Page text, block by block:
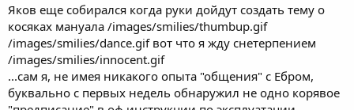
Яков еще собирался когда руки дойдут создать тему о
косяках мануала /images/smilies/thumbup.gif
/images/smilies/dance.gif вот что я жду снетерпением
/images/smilies/innocent.gif
...сам я, не имея никакого опыта "общения" с Ебром,
буквально с первых недель обнаружил не одно корявое